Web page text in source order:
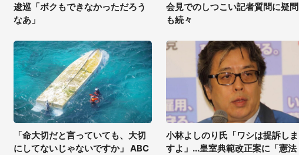
逡巡「ボクもできなかっただろう
なあ」
会見でのしつこい記者質問に疑問
も続々
「命大切だと言っていても、大切
にしてないじゃないですか」 ABC
小林よしのり氏「ワシは提訴しま
すよ」...皇室典範改正案に「憲法